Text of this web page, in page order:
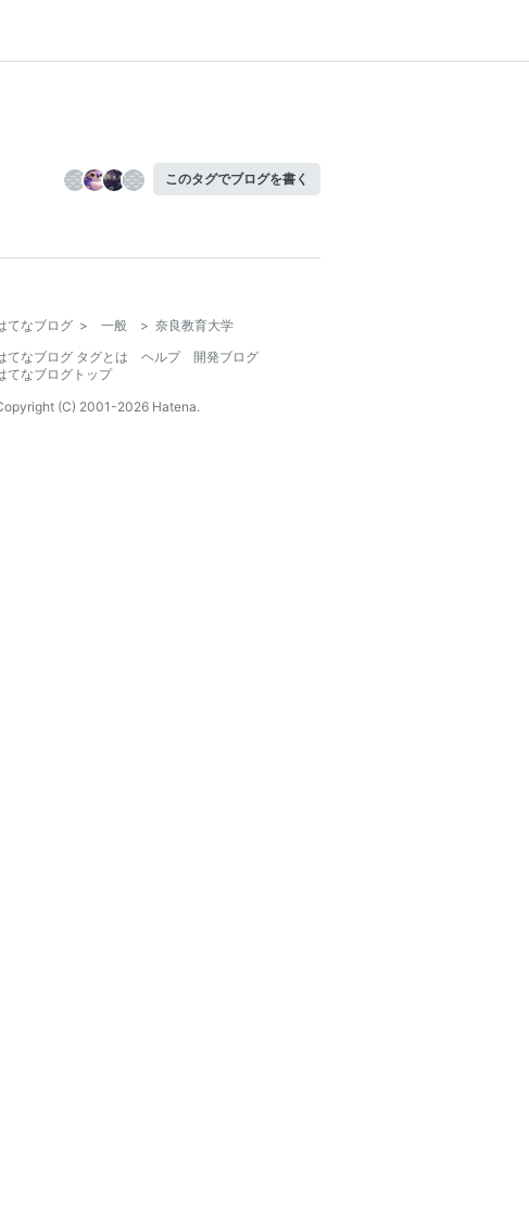
このタグでブログを書く
てなブログ > 一般 > 奈良教育大学
てなブログ タグとは
ヘルプ
開発ブログ
てなブログトップ
(C) 2001-2026 Hatena.